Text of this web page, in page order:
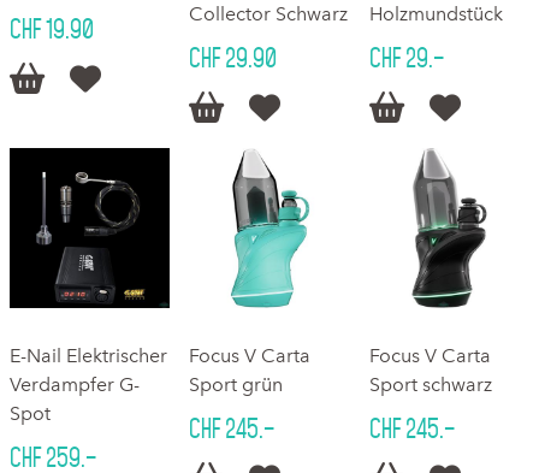
CHF 19.90
 
Collector Schwarz
CHF 29.90
 
Holzmundstück
CHF 29.–
 
E-Nail Elektrischer
Verdampfer G-
Spot
CHF 259.–
Focus V Carta
Sport grün
CHF 245.–
Focus V Carta
Sport schwarz
CHF 245.–